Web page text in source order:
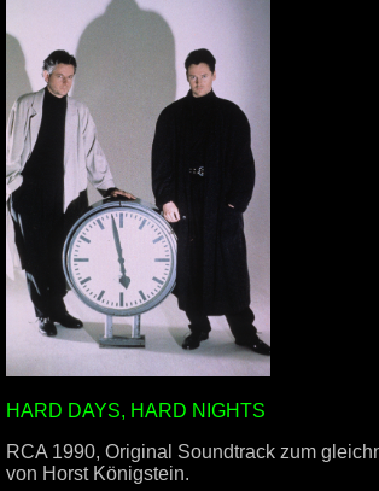
HARD DAYS, HARD NIGHTS
RCA 1990, Original Soundtrack zum
von Horst Königstein.